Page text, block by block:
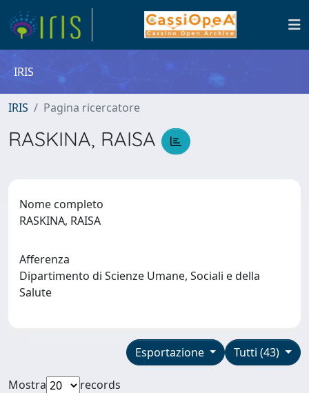
IRIS
IRIS Pagina ricercatore
RASKINA, RAISA
Nome completo
RASKINA, RAISA
Afferenza
Dipartimento di Scienze Umane, Sociali e della
Salute
Tutti (43)
Esportazione
Mostra
records